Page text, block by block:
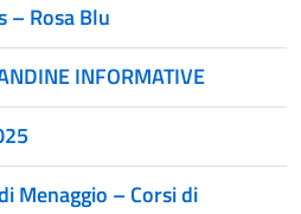
– Rosa Blu
INFORMATIVE
Menaggio – Corsi di